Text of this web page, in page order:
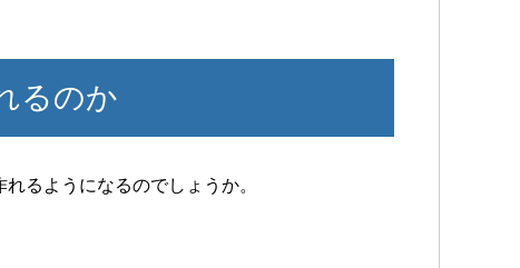
るのか
るようになるのでしょうか。